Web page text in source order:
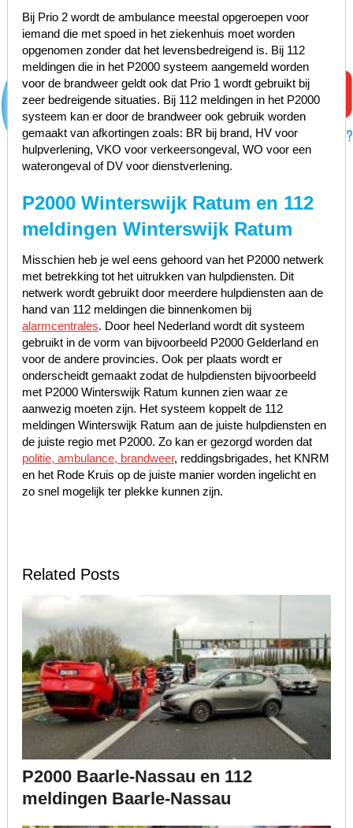
Bij Prio 2 wordt de ambulance meestal opgeroepen voor
iemand die met spoed in het ziekenhuis moet worden
opgenomen zonder dat het levensbedreigend is. Bij 112
meldingen die in het P2000 systeem aangemeld worden
voor de brandweer geldt ook dat Prio 1 wordt gebruikt bij
zeer bedreigende situaties. Bij 112 meldingen in het P2000
systeem kan er door de brandweer ook gebruik worden
gemaakt van afkortingen zoals: BR bij brand, HV voor
hulpverlening, VKO voor verkeersongeval, WO voor een
waterongeval of DV voor dienstverlening.
P2000 Winterswijk Ratum en 112
meldingen Winterswijk Ratum
Misschien heb je wel eens gehoord van het P2000 netwerk
met betrekking tot het uitrukken van hulpdiensten. Dit
netwerk wordt gebruikt door meerdere hulpdiensten aan de
hand van 112 meldingen die binnenkomen bij
alarmcentrales. Door heel Nederland wordt dit systeem
gebruikt in de vorm van bijvoorbeeld P2000 Gelderland en
voor de andere provincies. Ook per plaats wordt er
onderscheidt gemaakt zodat de hulpdiensten bijvoorbeeld
met P2000 Winterswijk Ratum kunnen zien waar ze
aanwezig moeten zijn. Het systeem koppelt de 112
meldingen Winterswijk Ratum aan de juiste hulpdiensten en
de juiste regio met P2000. Zo kan er gezorgd worden dat
politie, ambulance, brandweer, reddingsbrigades, het KNRM
en het Rode Kruis op de juiste manier worden ingelicht en
zo snel mogelijk ter plekke kunnen zijn.
Related Posts
P2000 Baarle-Nassau en 112
meldingen Baarle-Nassau